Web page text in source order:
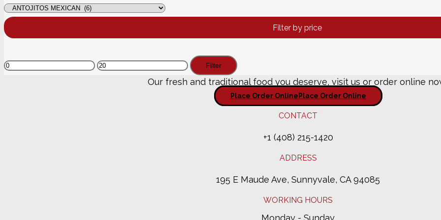
Filter by price
Min
price
Max
price
Filter
Our fresh and traditional food you deserve, visit us or order online
Place Order OnlinePlace Order Online
CONTACT
+1 (408) 215-1420
ADDRESS
195 E Maude Ave, Sunnyvale, CA 94085
WORKING HOURS
Monday - Sunday